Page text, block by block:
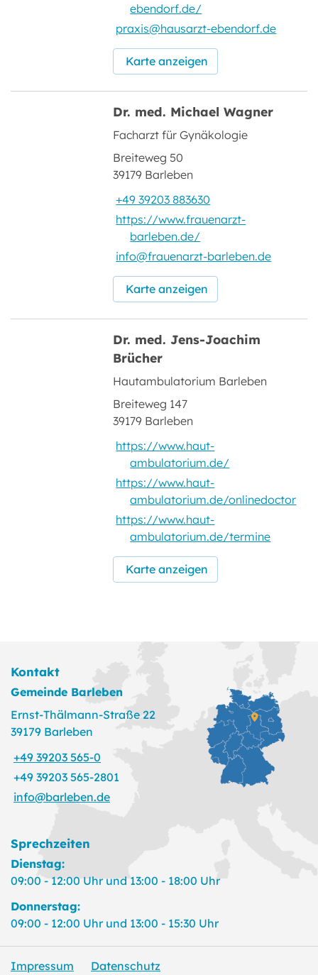
ebendorf.de/
praxis@hausarzt-ebendorf.de
Karte anzeigen
Dr. med. Michael Wagner
Facharzt für Gynäkologie
Breiteweg 50
39179 Barleben
+49 39203 883630
https://www.frauenarzt-
barleben.de/
info@frauenarzt-barleben.de
Karte anzeigen
Dr. med. Jens-Joachim
Brücher
Hautambulatorium Barleben
Breiteweg 147
39179 Barleben
https://www.haut-
ambulatorium.de/
https://www.haut-
ambulatorium.de/onlinedoctor
https://www.haut-
ambulatorium.de/termine
Karte anzeigen
Kontakt
Gemeinde Barleben
Ernst-Thälmann-Straße 22
39179 Barleben
+49 39203 565-0
+49 39203 565-2801
info@barleben.de
Sprechzeiten
Dienstag:
09:00 - 12:00 Uhr und 13:00 - 18:00 Uhr
Donnerstag:
09:00 - 12:00 Uhr und 13:00 - 15:30 Uhr
Impressum Datenschutz